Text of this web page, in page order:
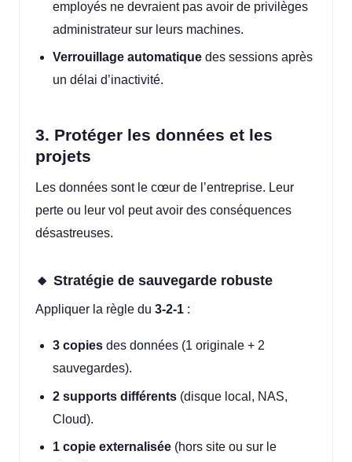
employés ne devraient pas avoir de privilèges
administrateur sur leurs machines.
Verrouillage automatique des sessions après
un délai d’inactivité.
3. Protéger les données et les
projets
Les données sont le cœur de l’entreprise. Leur
perte ou leur vol peut avoir des conséquences
désastreuses.
🔸 Stratégie de sauvegarde robuste
Appliquer la règle du 3-2-1 :
3 copies des données (1 originale + 2
sauvegardes).
2 supports différents (disque local, NAS,
Cloud).
1 copie externalisée (hors site ou sur le